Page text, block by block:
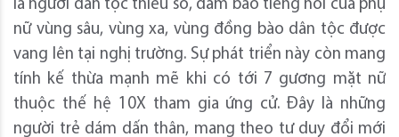
là người dân tộc thiểu số, đảm bảo tiếng nói của phụ
nữ vùng sâu, vùng xa, vùng đồng bào dân tộc được
vang lên tại nghị trường. Sự phát triển này còn mang
tính kế thừa mạnh mẽ khi có tới 7 gương mặt nữ
thuộc thế hệ 10X tham gia ứng cử. Đây là những
người trẻ dám dấn thân, mang theo tư duy đổi mới